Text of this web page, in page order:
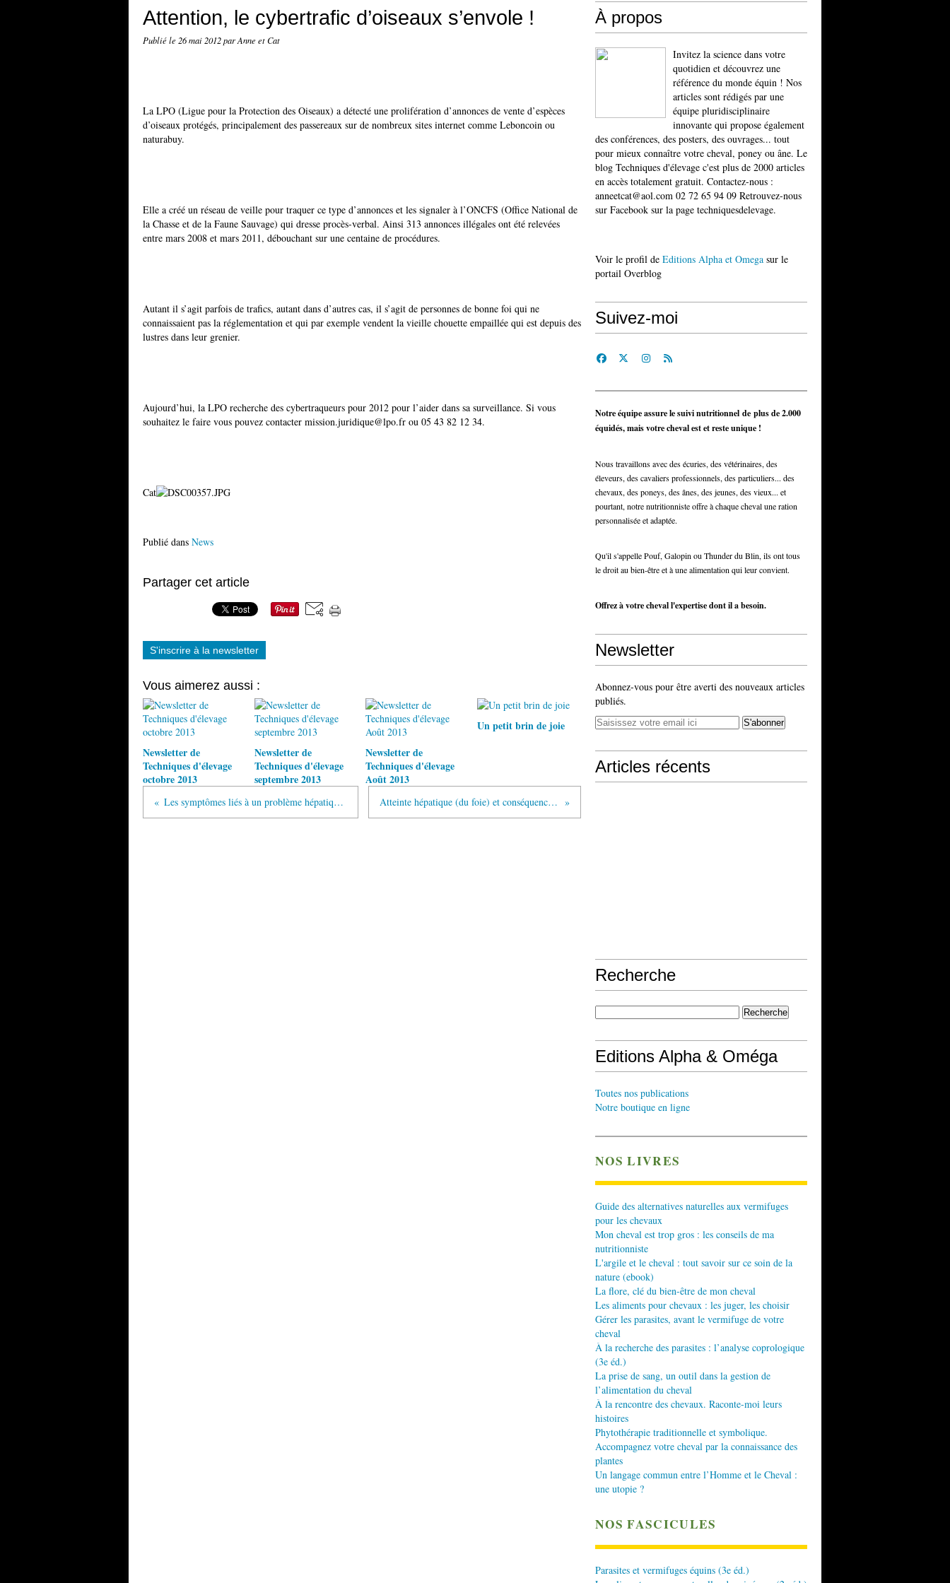
Attention, le cybertrafic d’oiseaux s’envole !
Publié le 26 mai 2012par Anne et Cat
La LPO (Ligue pour la Protection des Oiseaux) a détecté une prolifération d’annonces de vente d’espèces
d’oiseaux protégés, principalement des passereaux sur de nombreux sites internet comme Leboncoin ou
naturabuy.
Elle a créé un réseau de veille pour traquer ce type d’annonces et les signaler à l’ONCFS (Office National de
la Chasse et de la Faune Sauvage) qui dresse procès-verbal. Ainsi 313 annonces illégales ont été relevées
entre mars 2008 et mars 2011, débouchant sur une centaine de procédures.
Autant il s’agit parfois de trafics, autant dans d’autres cas, il s’agit de personnes de bonne foi qui ne
connaissaient pas la réglementation et qui par exemple vendent la vieille chouette empaillée qui est depuis des
lustres dans leur grenier.
Aujourd’hui, la LPO recherche des cybertraqueurs pour 2012 pour l’aider dans sa surveillance. Si vous
souhaitez le faire vous pouvez contacter mission.juridique@lpo.fr ou 05 43 82 12 34.
Cat
Publié dans News
Partager cet article
S'inscrire à la newsletter
Vous aimerez aussi :
Newsletter de
Techniques d'élevage
octobre 2013
Newsletter de
Techniques d'élevage
septembre 2013
Newsletter de
Techniques d'élevage
Août 2013
Un petit brin de joie
Les symptômes liés à un problème hépatique (de foie) Atteinte hépatique (du foie) et conséquences : la suite
À propos
Invitez la science dans votre
quotidien et découvrez une
référence du monde équin ! Nos
articles sont rédigés par une
équipe pluridisciplinaire
innovante qui propose également
des conférences, des posters, des ouvrages... tout
pour mieux connaître votre cheval, poney ou âne. Le
blog Techniques d'élevage c'est plus de 2000 articles
en accès totalement gratuit. Contactez-nous :
anneetcat@aol.com 02 72 65 94 09 Retrouvez-nous
sur Facebook sur la page techniquesdelevage.
Voir le profil de Editions Alpha et Omega sur le
portail Overblog
Suivez-moi
Notre équipe assure le suivi nutritionnel de plus de 2.000
équidés, mais votre cheval est et reste unique !
Nous travaillons avec des écuries, des vétérinaires, des
éleveurs, des cavaliers professionnels, des particuliers... des
chevaux, des poneys, des ânes, des jeunes, des vieux... et
pourtant, notre nutritionniste offre à chaque cheval une ration
personnalisée et adaptée.
Qu'il s'appelle Pouf, Galopin ou Thunder du Blin, ils ont tous
le droit au bien-être et à une alimentation qui leur convient.
Offrez à votre cheval l'expertise dont il a besoin.
Newsletter
Abonnez-vous pour être averti des nouveaux articles
publiés.
Articles récents
Recherche
Editions Alpha & Oméga
Toutes nos publications
Notre boutique en ligne
NOS LIVRES
Guide des alternatives naturelles aux vermifuges
pour les chevaux
Mon cheval est trop gros : les conseils de ma
nutritionniste
L'argile et le cheval : tout savoir sur ce soin de la
nature (ebook)
La flore, clé du bien-être de mon cheval
Les aliments pour chevaux : les juger, les choisir
Gérer les parasites, avant le vermifuge de votre
cheval
À la recherche des parasites : l’analyse coprologique
(3e éd.)
La prise de sang, un outil dans la gestion de
l’alimentation du cheval
À la rencontre des chevaux. Raconte-moi leurs
histoires
Phytothérapie traditionnelle et symbolique.
Accompagnez votre cheval par la connaissance des
plantes
Un langage commun entre l’Homme et le Cheval :
une utopie ?
NOS FASCICULES
Parasites et vermifuges équins (3e éd.)